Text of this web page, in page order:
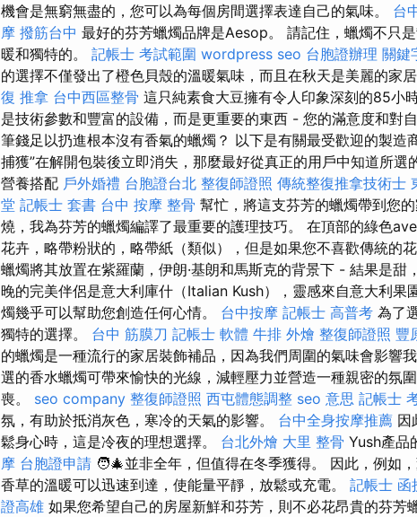
機會是無窮無盡的，您可以為每個房間選擇表達自己的氣味。 台
摩 撥筋台中 最好的芬芳蠟燭品牌是Aesop。 請記住，蠟燭不只
暖和獨特的。 記帳士 考試範圍 wordpress seo 台胞證辦理 關鍵
的選擇不僅發出了橙色貝殼的溫暖氣味，而且在秋天是美麗的家居
復 推拿 台中西區整骨 這只純素食大豆擁有令人印象深刻的85小
是技術參數和豐富的設備，而是更重要的東西 - 您的滿意度和對
筆錢足以扔進根本沒有香氣的蠟燭？ 以下是有關最受歡迎的製造
捕獲”在解開包裝後立即消失，那麼最好從真正的用戶中知道所
營養搭配 戶外婚禮 台胞證台北 整復師證照 傳統整復推拿技術士
堂 記帳士 套書 台中 按摩 整骨 幫忙，將這支芬芳的蠟燭帶到您
燒，我為芬芳的蠟燭編譯了最重要的護理技巧。 在頂部的綠色
花卉，略帶粉狀的，略帶紙（類似），但是如果您不喜歡傳統的
蠟燭將其放置在紫羅蘭，伊朗·基朗和馬斯克的背景下 - 結果是甜
晚的完美伴侶是意大利庫什（Italian Kush），靈感來自意大利果
燭幾乎可以幫助您創造任何心情。 台中按摩 記帳士 高普考 為了
獨特的選擇。 台中 筋膜刀 記帳士 軟體 牛排 外燴 整復師證照 豐
的蠟燭是一種流行的家居裝飾補品，因為我們周圍的氣味會影響
選的香水蠟燭可帶來愉快的光線，減輕壓力並營造一種親密的氛
喪。 seo company 整復師證照 西屯體態調整 seo 意思 記帳士
氛，有助於抵消灰色，寒冷的天氣的影響。 台中全身按摩推薦 因
鬆身心時，這是冷夜的理想選擇。 台北外燴 大里 整骨 Yush產品
摩 台胞證申請 🧑‍🎄並非全年，但值得在冬季獲得。 因此，例如
香草的溫暖可以迅速到達，使能量平靜，放鬆或充電。 記帳士 函
證高雄 如果您希望自己的房屋新鮮和芬芳，則不必花昂貴的芬芳